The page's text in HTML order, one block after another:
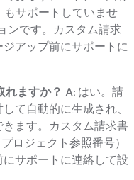
サポートしていませ
ンです。カスタム請求
アップ前にサポートに
れますか？ A: はい。請
て自動的に生成され、
ます。カスタム請求書
ロジェクト参照番号）
サポートに連絡して設